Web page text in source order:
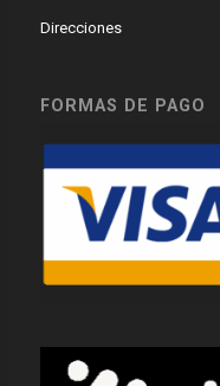
Direcciones
FORMAS DE PAGO